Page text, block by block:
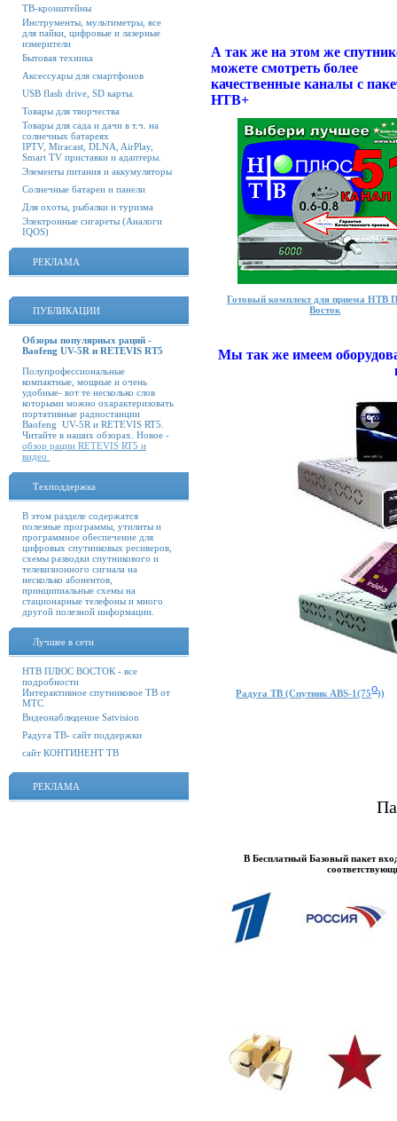
ТВ-кронштейны
Инструменты, мультиметры, все
для пайки, цифровые и лазерные
измерители
Бытовая техника
Аксессуары для смартфонов
USB flash drive, SD карты.
Товары для творчества
Товары для сада и дачи в т.ч. на
солнечных батареях
IPTV, Miracast, DLNA, AirPlay,
Smart TV приставки и адаптеры.
Элементы питания и аккумуляторы
Солнечные батареи и панели
Для охоты, рыбалки и туризма
Электронные сигареты (Аналоги
IQOS)
РЕКЛАМА
ПУБЛИКАЦИИ
Обзоры популярных раций -
Baofeng UV-5R и RETEVIS RT5
Полупрофессиональные
компактные, мощные и очень
удобные- вот те несколько слов
которыми можно охарактеризовать
портативные радиостанции
Baofeng UV-5R и RETEVIS RT5.
Читайте в наших обзорах. Новое -
обзор рации RETEVIS RT5 и
видео
Техподдержка
В этом разделе содержатся
полезные программы, утилиты и
программное обеспечение для
цифровых спутниковых ресиверов,
схемы разводки спутникового и
телевизионного сигнала на
несколько абонентов,
принципиальные схемы на
стационарные телефоны и много
другой полезной информации.
Лучшее в сети
НТВ ПЛЮС ВОСТОК - все
подробности
Интерактивное спутниковое ТВ от
МТС
Видеонаблюдение Satvision
Радуга ТВ- сайт поддержки
сайт КОНТИНЕНТ ТВ
РЕКЛАМА
А так же на этом же
можете смотреть более
качественные каналы с
НТВ+
Готовый комплект для приема
Восток
Мы так же имеем
Радуга ТВ (Спутник ABS-1(75о))
В Бесплатный Базовый пакет